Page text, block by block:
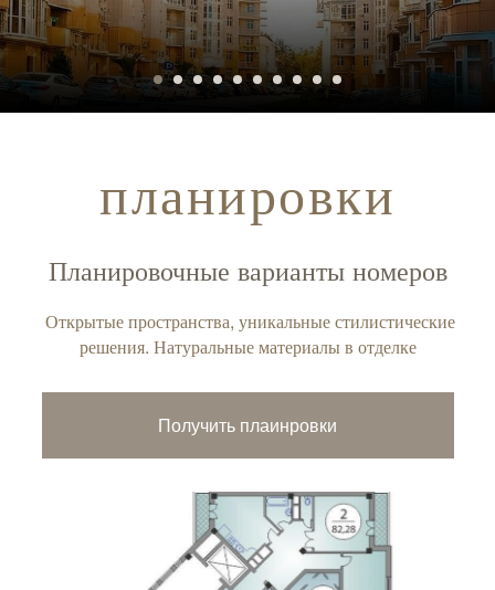
планировки
Планировочные варианты номеров
Открытые пространства, уникальные стилистические
решения. Натуральные материалы в отделке
Получить плаинровки